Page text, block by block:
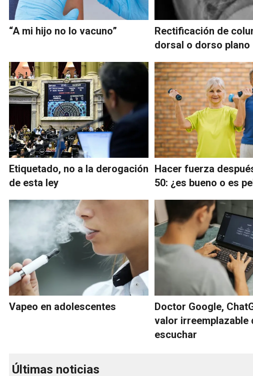
“A mi hijo no lo vacuno”
Rectificación de
dorsal o dorso plano
Etiquetado, no a la derogación
de esta ley
Hacer fuerza
50: ¿es bueno o es
Vapeo en adolescentes
Doctor Google,
valor irreemplazable
escuchar
Últimas noticias